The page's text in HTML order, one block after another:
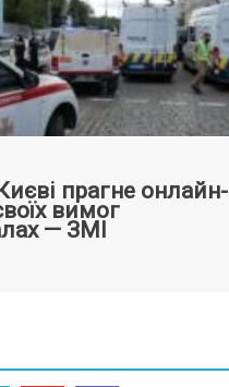
прагне онлайн-
вимог
— ЗМІ